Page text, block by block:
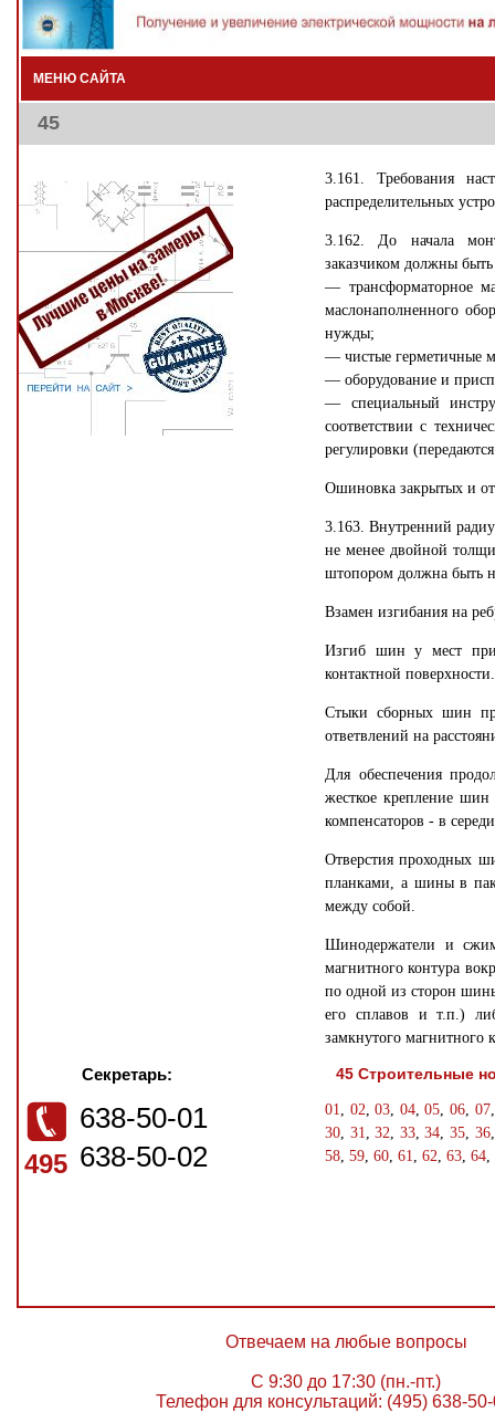
МЕНЮ САЙТА
45
Секретарь:
495
638-50-01
638-50-02
3.161. Требования
распределительных
3.162. До начала
заказчиком должны
— трансформаторное
маслонаполненного
нужды;
— чистые герметичные
— оборудование и
— специальный
соответствии с
регулировки
Ошиновка закрытых и
3.163. Внутренний
не менее двойной
штопором должна быть
Взамен изгибания на
Изгиб шин у мест
контактной поверхности.
Стыки сборных шин
ответвлений на
Для обеспечения
жесткое крепление
компенсаторов - в
Отверстия проходных
планками, а шины в
между собой.
Шинодержатели и
магнитного контура
по одной из сторон
его сплавов и т.п.)
замкнутого магнитного
45 Строительные
01, 02,03, 04,05, 06, 07
30, 31,32, 33,34, 35, 36
58, 59, 60, 61, 62, 63, 64,
Отвечаем на любые вопросы
С 9:30 до 17:30 (пн.-пт.)
Телефон для консультаций: (495) 638-